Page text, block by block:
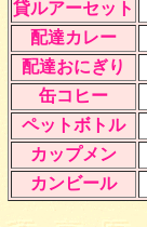
貸ルアーセット
配達カレー
配達おにぎり
缶コヒー
ペットボトル
カップメン
カンビール